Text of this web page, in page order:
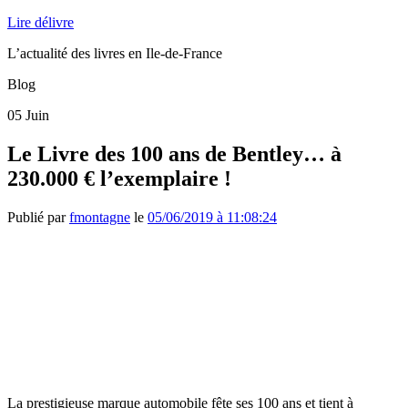
Lire délivre
L’actualité des livres en Ile-de-France
Blog
05 Juin
Le Livre des 100 ans de Bentley… à
230.000 € l’exemplaire !
Publié parfmontagne le 05/06/2019 à 11:08:24
La prestigieuse marque automobile fête ses 100 ans et tient à